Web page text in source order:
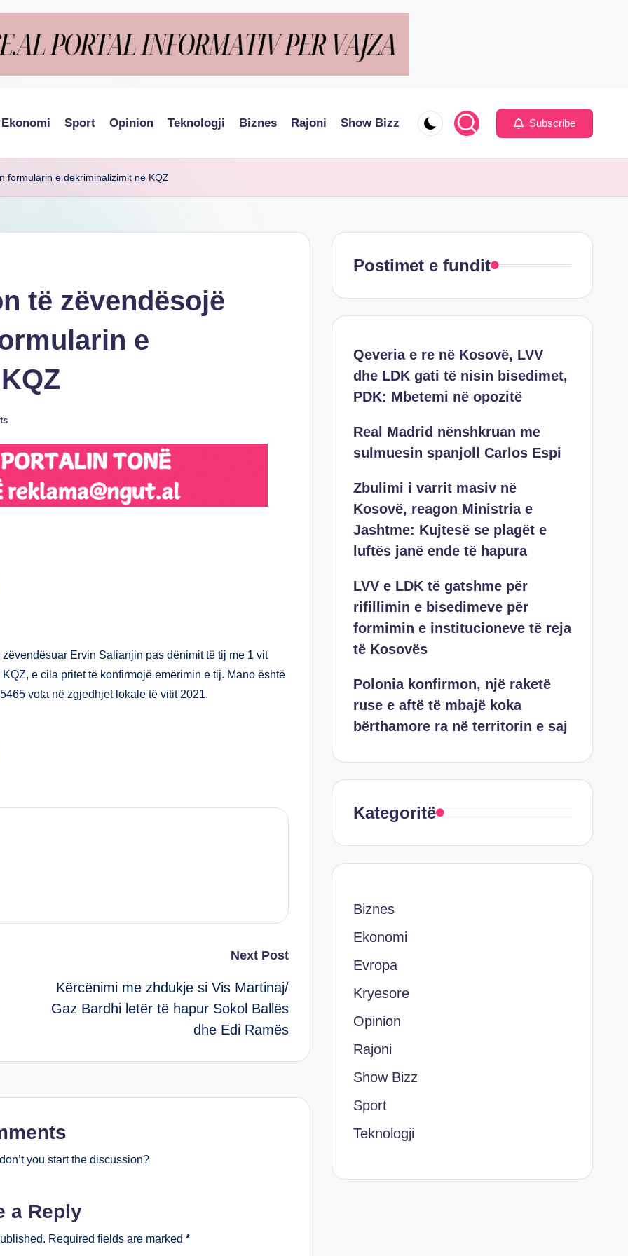
Ekonomi Sport Opinion Teknologji Biznes Rajoni Show Bizz Subscribe
formularin e dekriminalizimit në KQZ
të zëvendësojë
e
Ervin Salianjin pas dënimit të tij me 1 vit
e cila pritet të konfirmojë emërimin e tij. Mano është
vota në zgjedhjet lokale të vitit 2021.
Next Post
Kërcënimi me zhdukje si Vis Martinaj/
Gaz Bardhi letër të hapur Sokol Ballës
dhe Edi Ramës
you start the discussion?
a Reply
Required fields are marked *
Postimet e fundit
Qeveria e re në Kosovë, LVV
dhe LDK gati të nisin bisedimet,
PDK: Mbetemi në opozitë
Real Madrid nënshkruan me
sulmuesin spanjoll Carlos Espi
Zbulimi i varrit masiv në
Kosovë, reagon Ministria e
Jashtme: Kujtesë se plagët e
luftës janë ende të hapura
LVV e LDK të gatshme për
rifillimin e bisedimeve për
formimin e institucioneve të reja
të Kosovës
Polonia konfirmon, një raketë
ruse e aftë të mbajë koka
bërthamore ra në territorin e saj
Kategoritë
Biznes
Ekonomi
Evropa
Kryesore
Opinion
Rajoni
Show Bizz
Sport
Teknologji